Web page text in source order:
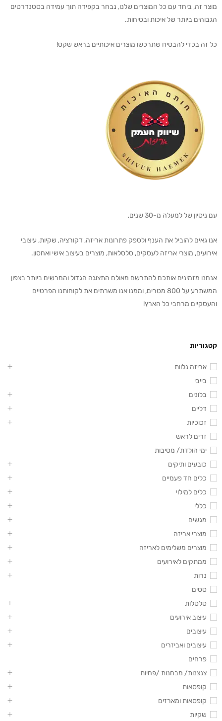
מוצר זה, ביחד עם כל המוצרים שלנו, נבחר בקפידה תוך עמידה בסטנדרטים
הגבוהים ביותר של איכות ובטיחות.
כל זה בכדי להבטיח שתרכשו מוצרים איכותיים בראש שקט!
עם ניסיון של למעלה מ-30 שנים,
אנו גאים להוביל את הענף ולספק פתרונות אריזה, דקורציה, שקיות, עיצובי
אירועים, מוצרי אריזה לעסקים, סלסלאות, מוצרים בעיצוב אישי ואחסון.
אנחנו מזמינים אותכם להתרשם מאולם התצוגה הגדול והמרשים ביותר בצפון
המשתרע על 800 מטרים, וממנו אנו משרתים את לקוחותנו הפרטיים
והעסקיים מרחבי כל הארץ!
קטגוריות
אריזה נלוות
בייבי
בלונים
דליים
זכוכיות
זרים לראש
ימי הולדת/ מסיבות
כובעים ותיקים
כלים חד פעמיים
כלים למילוי
כללי
מגשים
מוצרי אריזה
מוצרים משלימים לאריזה
ממתקים לאירועים
נרות
סטים
סלסלות
עיצוב אירועים
עיצובים
עיצובים ואביזרים
פרחים
צנצנות/ מבחנות /פחיות
קופסאות
קופסאות ומארזים
שקיות